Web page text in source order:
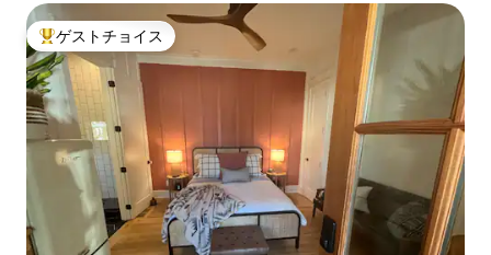
大好評のゲストチョイスです。
ゲストチョイス